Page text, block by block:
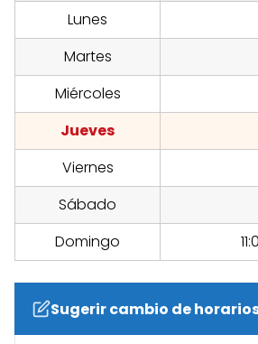
Lunes
Martes
Miércoles
Jueves
Viernes
Sábado
Domingo
Sugerir cambio de